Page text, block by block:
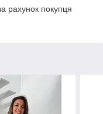
рахунок покупця